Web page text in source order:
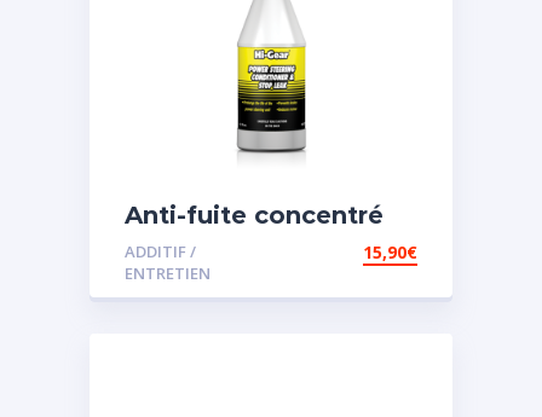
Anti-fuite concentré
pour direction
assistée
ADDITIF /
ENTRETIEN
15,90€